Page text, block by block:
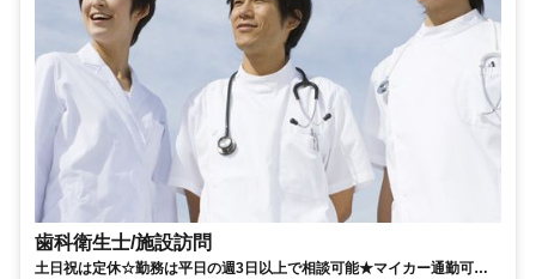
歯科衛生士/施設訪問
土日祝は定休☆勤務は平日の週3日以上で相談可能★マイカー通勤可能